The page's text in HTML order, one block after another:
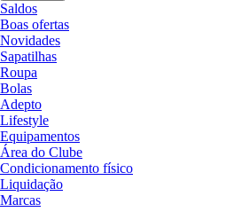
Saldos
Boas ofertas
Novidades
Sapatilhas
Roupa
Bolas
Adepto
Lifestyle
Equipamentos
Área do Clube
Condicionamento físico
Liquidação
Marcas